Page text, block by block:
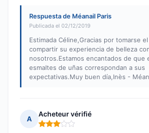
Respuesta de Méanail Paris
Publicada el 02/12/2019
Estimada Céline,Gracias por tomarse
compartir su experiencia de belleza
nosotros.Estamos encantados de que
esmaltes de uñas correspondan a sus
expectativas.Muy buen día,Inès -
A
Acheteur vérifié
Nota: 3 de 5